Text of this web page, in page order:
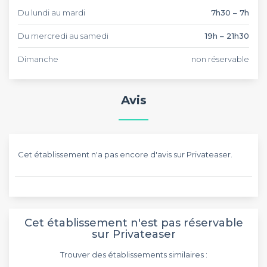
Du lundi au mardi 7h30 – 7h
Du mercredi au samedi 19h – 21h30
Dimanche non réservable
Avis
Cet établissement n'a pas encore d'avis sur Privateaser.
Cet établissement n'est pas réservable
sur Privateaser
Trouver des établissements similaires :